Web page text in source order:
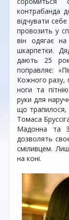
контрабанда
відчувати
провозить у
він одягає
шкарпетки.
дають 25
поправляє:
Кожного разу,
ноги та
руки для
що трапилося,
Томаса
Мадонна та
дозволять
сміливцем.
на коні.